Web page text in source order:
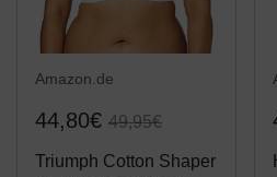
Amazon.de
44,80€ 49,95€
Triumph Cotton Shaper